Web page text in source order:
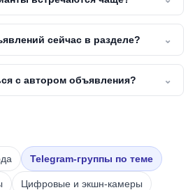
сейчас в разделе? ⌄
с автором объявления? ⌄
Telegram-группы по теме
Цифровые и экшн-камеры